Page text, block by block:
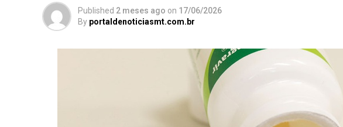
Published 2 meses ago on 17/06/2026
By portaldenoticiasmt.com.br